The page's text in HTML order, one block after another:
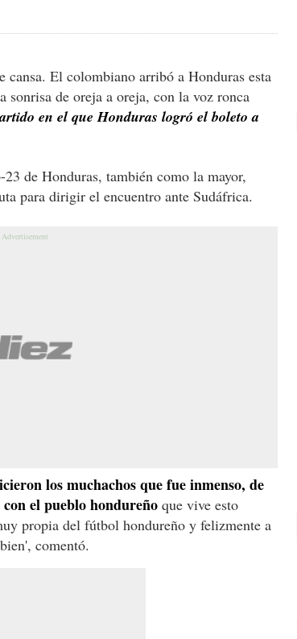
cansa. El colombiano arribó a Honduras esta
de oreja a oreja, con la voz ronca
en el que Honduras logró el boleto a
de Honduras, también como la mayor,
para dirigir el encuentro ante Sudáfrica.
los muchachos que fue inmenso, de
el pueblo hondureño que vive esto
propia del fútbol hondureño y felizmente a
comentó.